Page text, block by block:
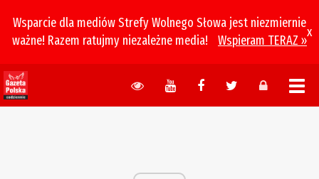
Wsparcie dla mediów Strefy Wolnego Słowa jest niezmiernie
ważne! Razem ratujmy niezależne media!
Wspieram TERAZ »
x